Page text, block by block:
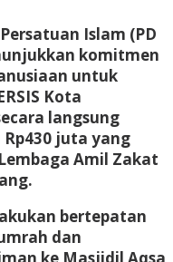
Islam (PD
komitmen
untuk
Kota
langsung
juta yang
Amil Zakat
bertepatan
dan
ke Masjidil Aqsa